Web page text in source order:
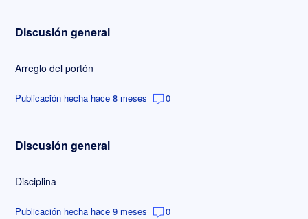
Discusión general
Arreglo del portón
Publicación hecha hace 8 meses 0
Discusión general
Disciplina
Publicación hecha hace 9 meses 0